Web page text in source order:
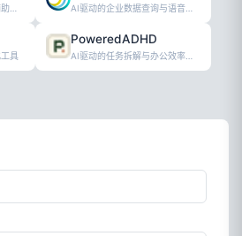
AI驱动的开发者效率提升辅助工具 AI驱动的企业数据查询与语音代理服务平台
具
PoweredADHD
AI驱动的任务拆解与办公效率提升工具